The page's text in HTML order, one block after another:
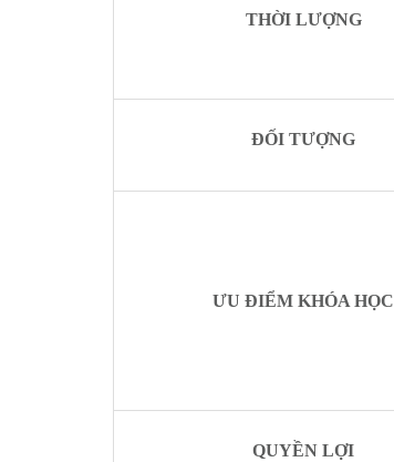
THỜI LƯỢNG
ĐỐI TƯỢNG
ƯU ĐIỂM KHÓA HỌC
QUYỀN LỢI